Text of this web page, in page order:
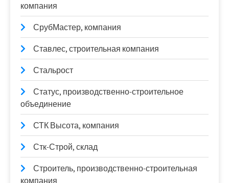
компания
СрубМастер, компания
Ставлес, строительная компания
Стальрост
Статус, производственно-строительное
объединение
СТК Высота, компания
Стк-Строй, склад
Строитель, производственно-строительная
компания